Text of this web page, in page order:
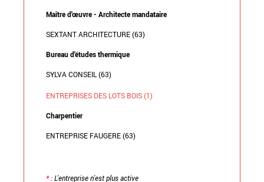
Maître d'œuvre - Architecte mandataire
SEXTANT ARCHITECTURE (63)
Bureau d'études thermique
SYLVA CONSEIL (63)
ENTREPRISES DES LOTS BOIS (1)
Charpentier
ENTREPRISE FAUGERE (63)
*: L'entreprise n'est plus active